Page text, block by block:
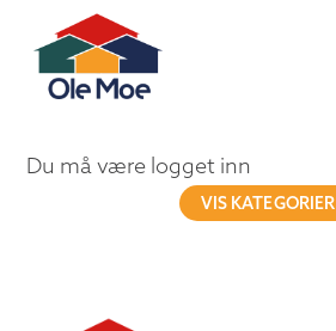
Du må være logget inn
VIS KATEGORIER